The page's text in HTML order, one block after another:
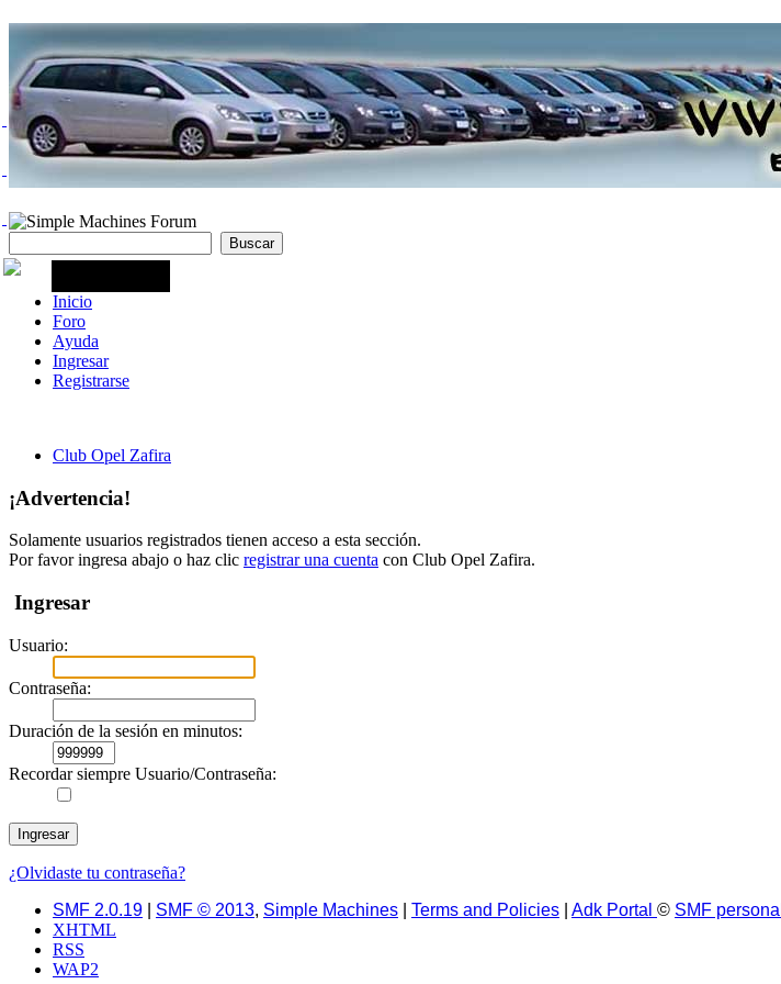
Inicio
Foro
Ayuda
Ingresar
Registrarse
Club Opel Zafira
¡Advertencia!
Solamente usuarios registrados tienen acceso a esta sección.
Por favor ingresa abajo o haz clic registrar una cuenta con Club Opel Zafira.
Ingresar
Usuario:
Contraseña:
Duración de la sesión en minutos:
Recordar siempre Usuario/Contraseña:
¿Olvidaste tu contraseña?
SMF 2.0.19
SMF © 2013, Simple Machines Terms and Policies Adk Portal © SMF personal
XHTML
RSS
WAP2